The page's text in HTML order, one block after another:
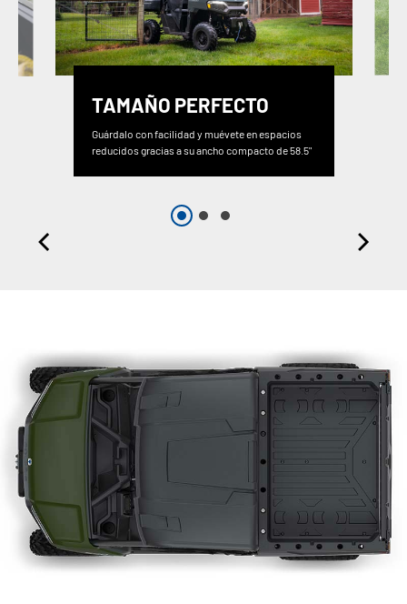
TAMAÑO PERFECTO
Guárdalo con facilidad y muévete en espacios
reducidos gracias a su ancho compacto de 58.5"